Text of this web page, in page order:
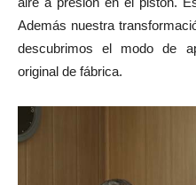
Además nuestra
descubrimos el modo de
original de fábrica.